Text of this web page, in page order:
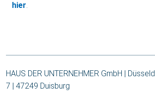
hier.
HAUS DER UNTERNEHMER GmbH |
7 | 47249 Duisburg